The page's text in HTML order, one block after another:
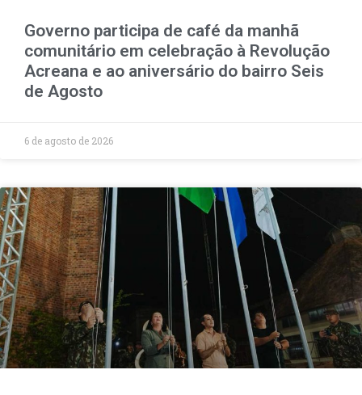
Governo participa de café da manhã
comunitário em celebração à Revolução
Acreana e ao aniversário do bairro Seis
de Agosto
6 de agosto de 2026